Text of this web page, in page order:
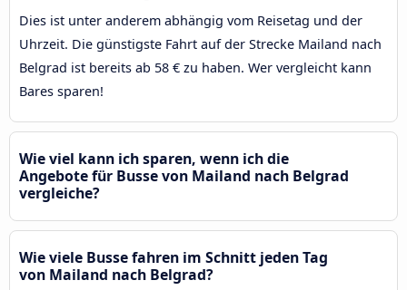
Dies ist unter anderem abhängig vom Reisetag und der
Uhrzeit. Die günstigste Fahrt auf der Strecke Mailand nach
Belgrad ist bereits ab 58 € zu haben. Wer vergleicht kann
Bares sparen!
Wie viel kann ich sparen, wenn ich die
Angebote für Busse von Mailand nach Belgrad
vergleiche?
Wie viele Busse fahren im Schnitt jeden Tag
von Mailand nach Belgrad?